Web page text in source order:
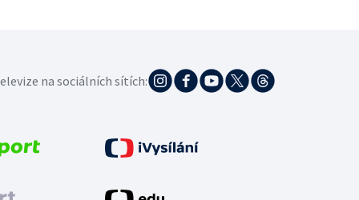
na sociálních sítích: